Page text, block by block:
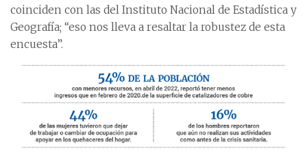
coinciden con las del Instituto Nacional de Estadística y
Geografía; “eso nos lleva a resaltar la robustez de esta
encuesta”.